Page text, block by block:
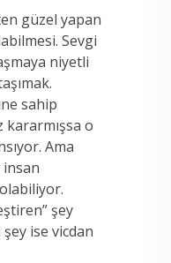
güzel yapan
Sevgi
niyetli
sahip
o
Ama
insan
şey
ise vicdan